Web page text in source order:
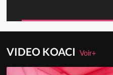
VIDEO KOACIVoir+